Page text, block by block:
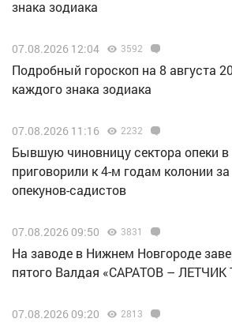
знака зодиака
07.08.2026 12:04 3592
Подробный гороскоп на 8 августа
каждого знака зодиака
07.08.2026 11:16 2232
Бывшую чиновницу сектора опеки в
приговорили к 4-м годам колонии за
опекунов-садистов
07.08.2026 09:50 3831
Н️а заводе в Нижнем Новгороде
пятого Валдая «САРАТОВ –
07.08.2026 09:20 2813